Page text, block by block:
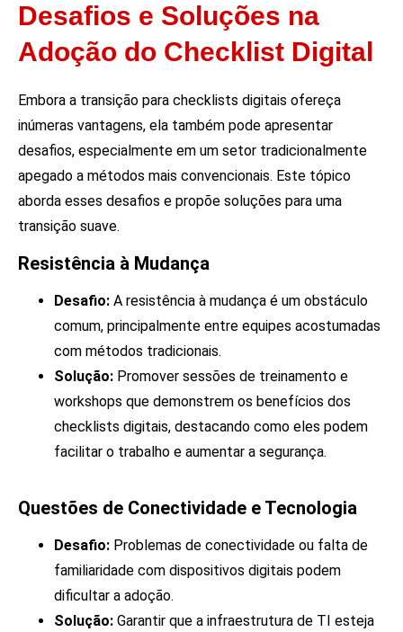
Desafios e Soluções na
Adoção do Checklist Digital
Embora a transição para checklists digitais ofereça
inúmeras vantagens, ela também pode apresentar
desafios, especialmente em um setor tradicionalmente
apegado a métodos mais convencionais. Este tópico
aborda esses desafios e propõe soluções para uma
transição suave.
Resistência à Mudança
Desafio: A resistência à mudança é um obstáculo
comum, principalmente entre equipes acostumadas
com métodos tradicionais.
Solução: Promover sessões de treinamento e
workshops que demonstrem os benefícios dos
checklists digitais, destacando como eles podem
facilitar o trabalho e aumentar a segurança.
Questões de Conectividade e Tecnologia
Desafio: Problemas de conectividade ou falta de
familiaridade com dispositivos digitais podem
dificultar a adoção.
Solução: Garantir que a infraestrutura de TI esteja